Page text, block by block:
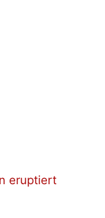
eruptiert